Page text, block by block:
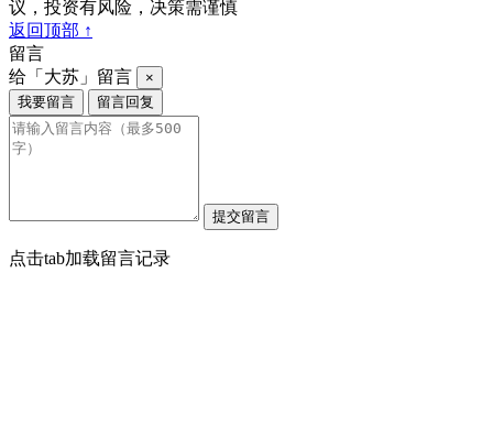
议，投资有风险，决策需谨慎
返回顶部 ↑
留言
给「大苏」留言
×
我要留言
留言回复
点击tab加载留言记录